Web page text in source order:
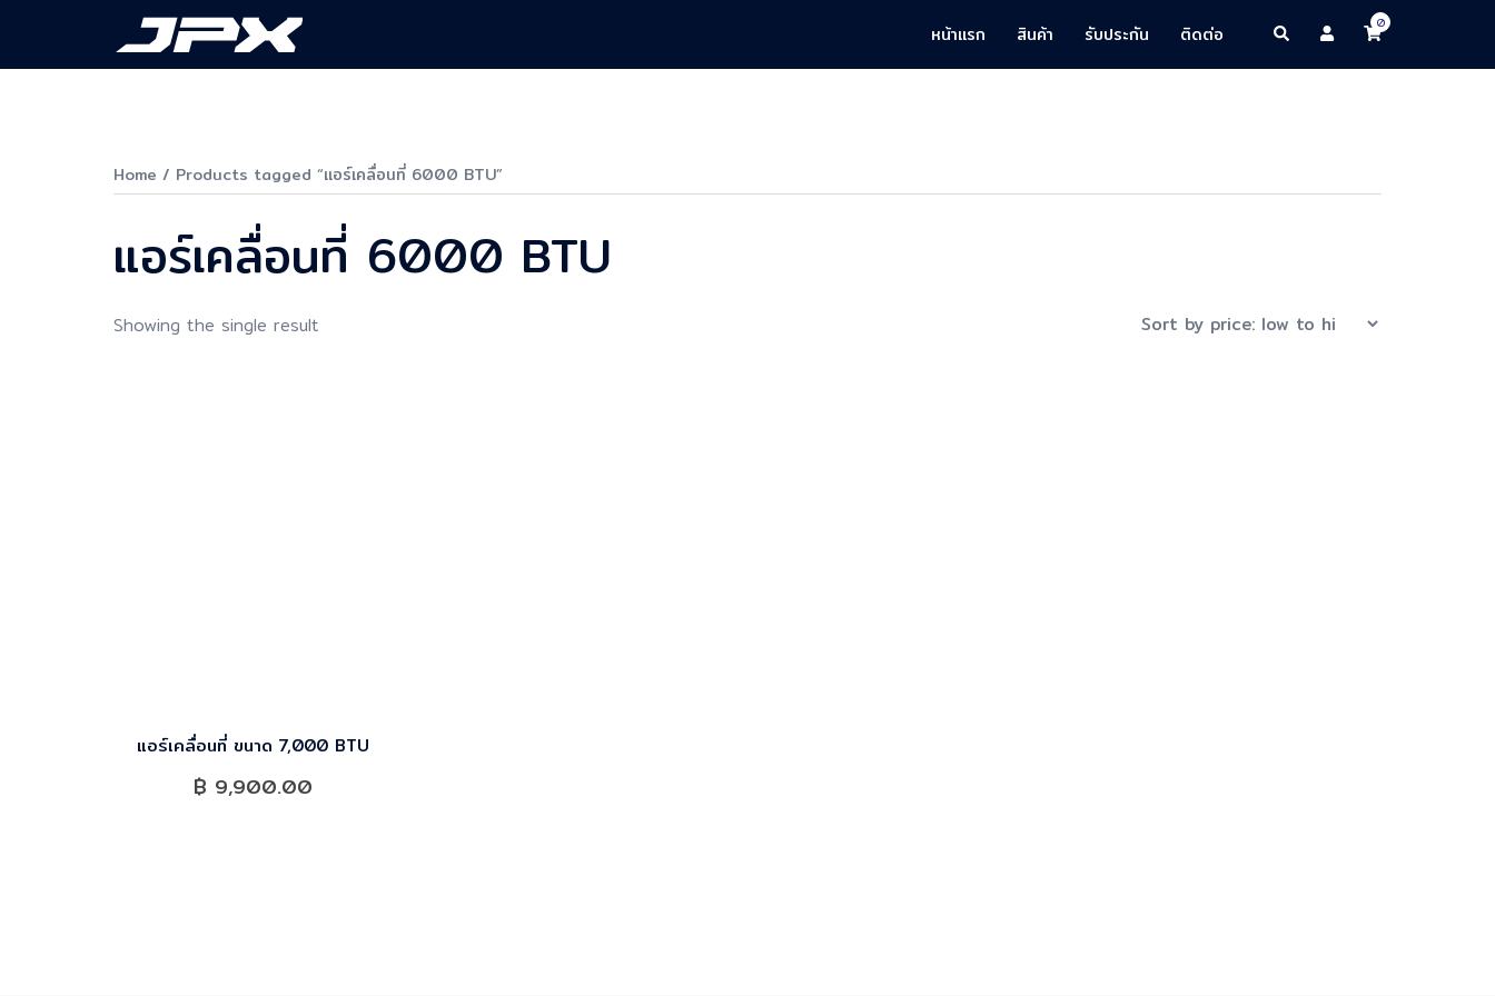
content
หน้าแรก สินค้า รับประกัน ติดต่อ Search 0
Home / Products tagged “แอร์เคลื่อนที่ 6000 BTU”
แอร์เคลื่อนที่ 6000 BTU
Showing the single result
แอร์เคลื่อนที่ ขนาด 7,000 BTU
฿ 9,900.00